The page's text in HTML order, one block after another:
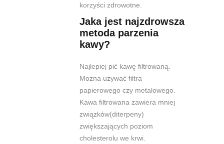
korzyści zdrowotne.
Jaka jest najzdrowsza
metoda parzenia
kawy?
Najlepiej pić kawę filtrowaną.
Można używać filtra
papierowego czy metalowego.
Kawa filtrowana zawiera mniej
związków(diterpeny)
zwiększających poziom
cholesterolu we krwi.